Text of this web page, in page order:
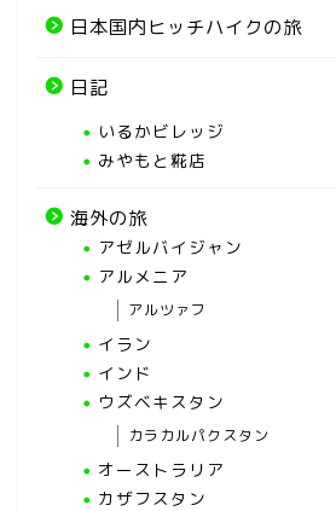
日本国内ヒッチハイクの旅
日記
いるかビレッジ
みやもと糀店
海外の旅
アゼルバイジャン
アルメニア
アルツァフ
イラン
インド
ウズベキスタン
カラカルパクスタン
オーストラリア
カザフスタン